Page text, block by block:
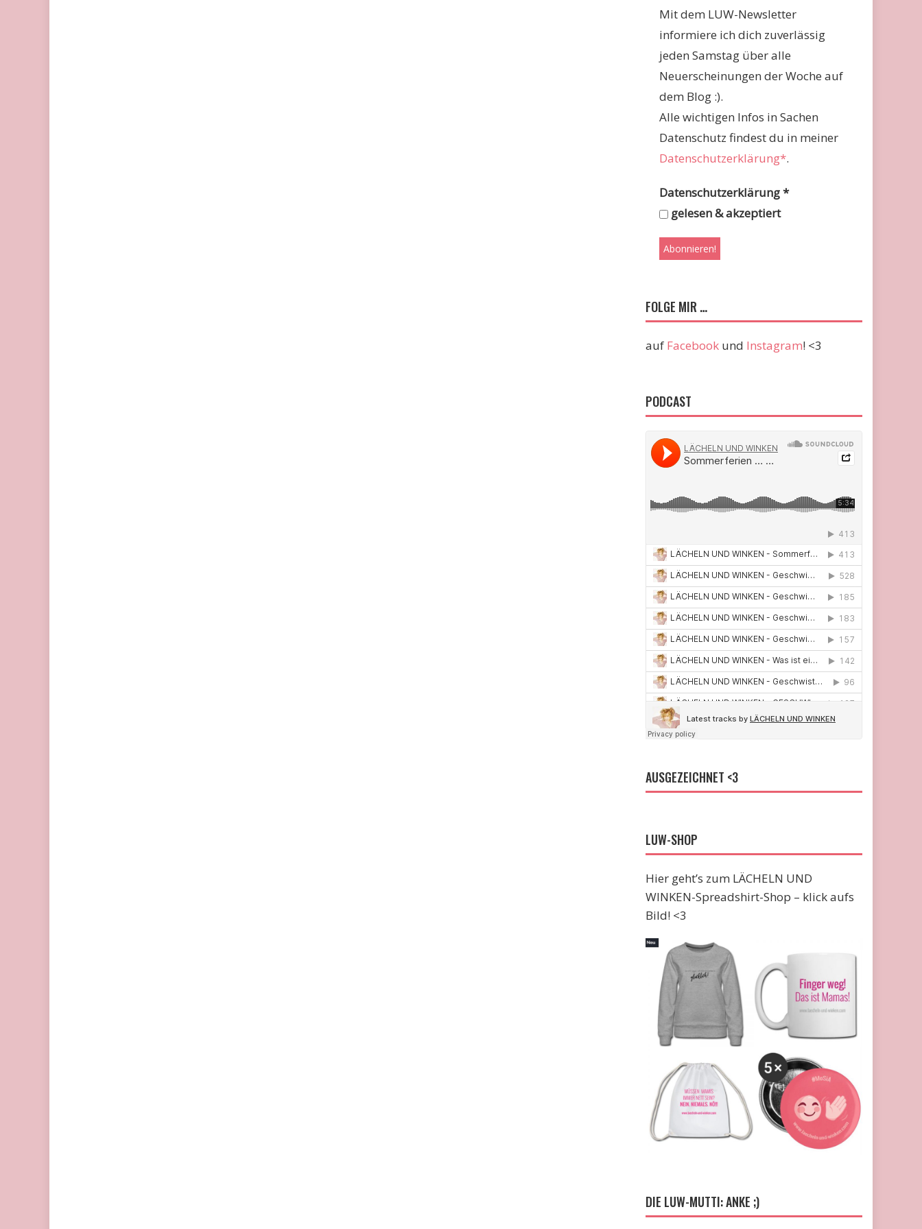
Mit dem LUW-Newsletter
informiere ich dich zuverlässig
jeden Samstag über alle
Neuerscheinungen der Woche auf
dem Blog :).
Alle wichtigen Infos in Sachen
Datenschutz findest du in meiner
Datenschutzerklärung*.
Datenschutzerklärung*
gelesen & akzeptiert
FOLGE MIR …
auf Facebook und Instagram! <3
PODCAST
AUSGEZEICHNET <3
LUW-SHOP
Hier geht’s zum LÄCHELN UND
WINKEN-Spreadshirt-Shop – klick aufs
Bild! <3
DIE LUW-MUTTI: ANKE ;)